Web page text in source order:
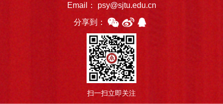
Email： psy@sjtu.edu.cn
分享到：
扫一扫立即关注